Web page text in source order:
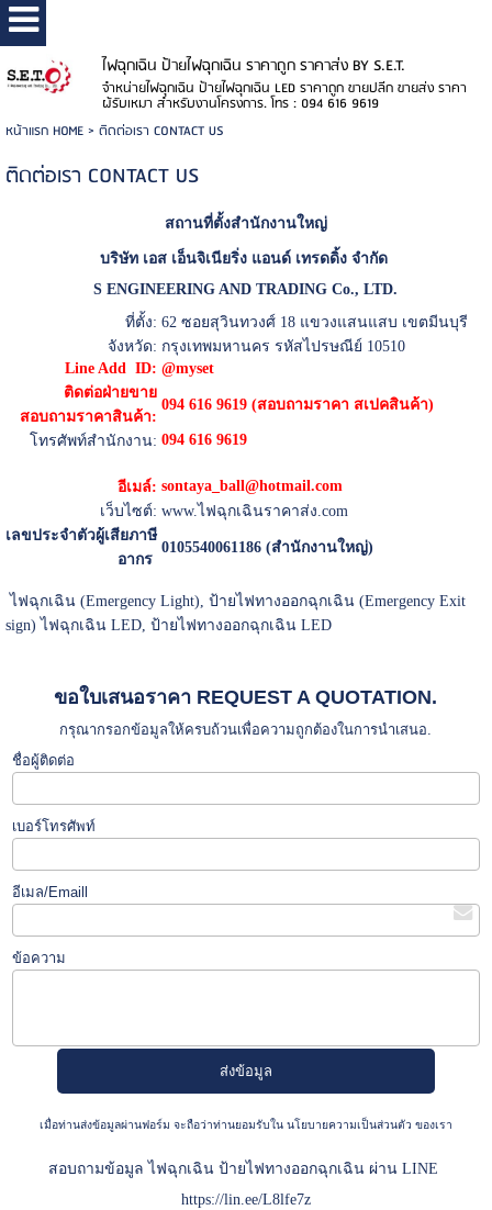
ไฟฉุกเฉิน ป้ายไฟฉุกเฉิน ราคาถูก ราคาส่ง BY S.E.T.
จำหน่ายไฟฉุกเฉิน ป้ายไฟฉุกเฉิน LED ราคาถูก ขายปลีก ขายส่ง ราคา
ผู้รับเหมา สำหรับงานโครงการ. โทร : 094 616 9619
หน้าแรก HOME> ติดต่อเรา CONTACT US
ติดต่อเรา CONTACT US
สถานที่ตั้งสำนักงานใหญ่
บริษัท เอส เอ็นจิเนียริ่ง แอนด์ เทรดดิ้ง จำกัด
S ENGINEERING AND TRADING Co., LTD.
ที่ตั้ง: 62 ซอยสุวินทวงศ์ 18 แขวงแสนแสบ เขตมีนบุรี
จังหวัด: กรุงเทพมหานคร รหัสไปรษณีย์ 10510
Line Add ID: @myset
ติดต่อฝ่ายขาย
สอบถามราคาสินค้า:
094 616 9619 (สอบถามราคา สเปคสินค้า)
โทรศัพท์สำนักงาน: 094 616 9619
อีเมล์: sontaya_ball@hotmail.com
เว็บไซต์: www.ไฟฉุกเฉินราคาส่ง.com
เลขประจำตัวผู้เสียภาษี
อากร
0105540061186 (สำนักงานใหญ่)
ไฟฉุกเฉิน (Emergency Light), ป้ายไฟทางออกฉุกเฉิน (Emergency Exit
sign) ไฟฉุกเฉิน LED, ป้ายไฟทางออกฉุกเฉิน LED
ขอใบเสนอราคา REQUEST A QUOTATION.
กรุณากรอกข้อมูลให้ครบถ้วนเพื่อความถูกต้องในการนำเสนอ.
ชื่อผู้ติดต่อ
เบอร์โทรศัพท์
อีเมล/Emaill
ข้อความ
เมื่อท่านส่งข้อมูลผ่านฟอร์ม จะถือว่าท่านยอมรับในนโยบายความเป็นส่วนตัว ของเรา
สอบถามข้อมูล ไฟฉุกเฉิน ป้ายไฟทางออกฉุกเฉิน ผ่าน LINE
https://lin.ee/L8lfe7z